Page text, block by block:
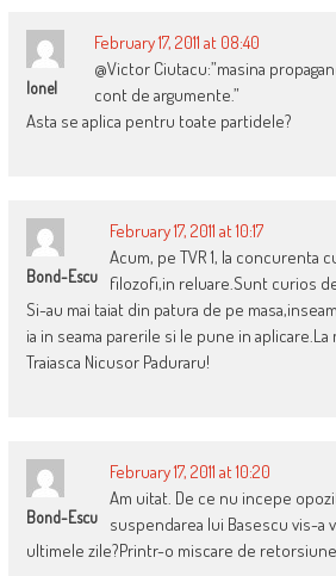
Ionel
February 17, 2011 at 08:40
@Victor Ciutacu:”masina
cont de argumente.”
Asta se aplica pentru toate partidele?
Bond-Escu
February 17, 2011 at 10:17
Acum, pe TVR 1, la concurenta
filozofi,in reluare.Sunt curios
Si-au mai taiat din patura de pe
ia in seama parerile si le pune in aplicare.La
Traiasca Nicusor Paduraru!
Bond-Escu
February 17, 2011 at 10:20
Am uitat. De ce nu incepe
suspendarea lui Basescu vis-a
ultimele zile?Printr-o miscare de